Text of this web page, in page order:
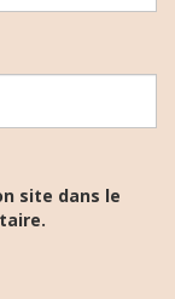
site dans le